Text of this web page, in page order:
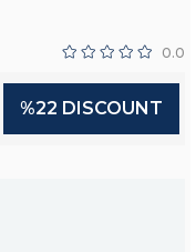
0.0
%22 DISCOUNT